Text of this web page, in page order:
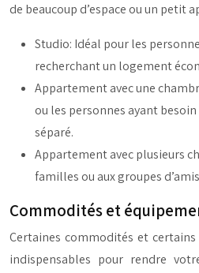
de beaucoup d’espace ou un petit
Studio: Idéal pour les
recherchant un logement
Appartement avec une
ou les personnes ayant besoin
séparé.
Appartement avec plusieurs
familles ou aux groupes
Commodités et
Certaines commodités et
indispensables pour rendre